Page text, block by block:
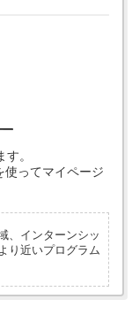
。
使ってマイページ
、インターンシッ
り近いプログラム